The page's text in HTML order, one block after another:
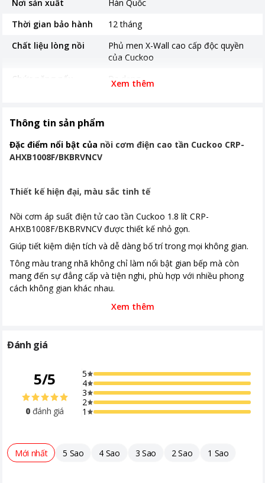
Nơi sản xuất
Hàn Quốc
Thời gian bảo hành
12 tháng
Chất liệu lòng nồi
Phủ men X-Wall cao cấp độc quyền
của Cuckoo
Chức năng nấu
Đa dạng
Kích thước, khối lượng
Xem thêm
Thông tin sản phẩm
Đặc điểm nổi bật của nồi cơm điện cao tần Cuckoo CRP-
AHXB1008F/BKBRVNCV
Thiết kế hiện đại, màu sắc tinh tế
Nồi cơm áp suất điện tử cao tần Cuckoo 1.8 lít CRP-
AHXB1008F/BKBRVNCV được thiết kế nhỏ gọn.
Giúp tiết kiệm diện tích và dễ dàng bố trí trong mọi không gian.
Tông màu trang nhã không chỉ làm nổi bật gian bếp mà còn
mang đến sự đẳng cấp và tiện nghi, phù hợp với nhiều phong
cách không gian khác nhau.
Xem thêm
Đánh giá
5/5
0 đánh giá
5
4
3
2
1
Mới nhất 5 Sao 4 Sao 3 Sao 2 Sao 1 Sao